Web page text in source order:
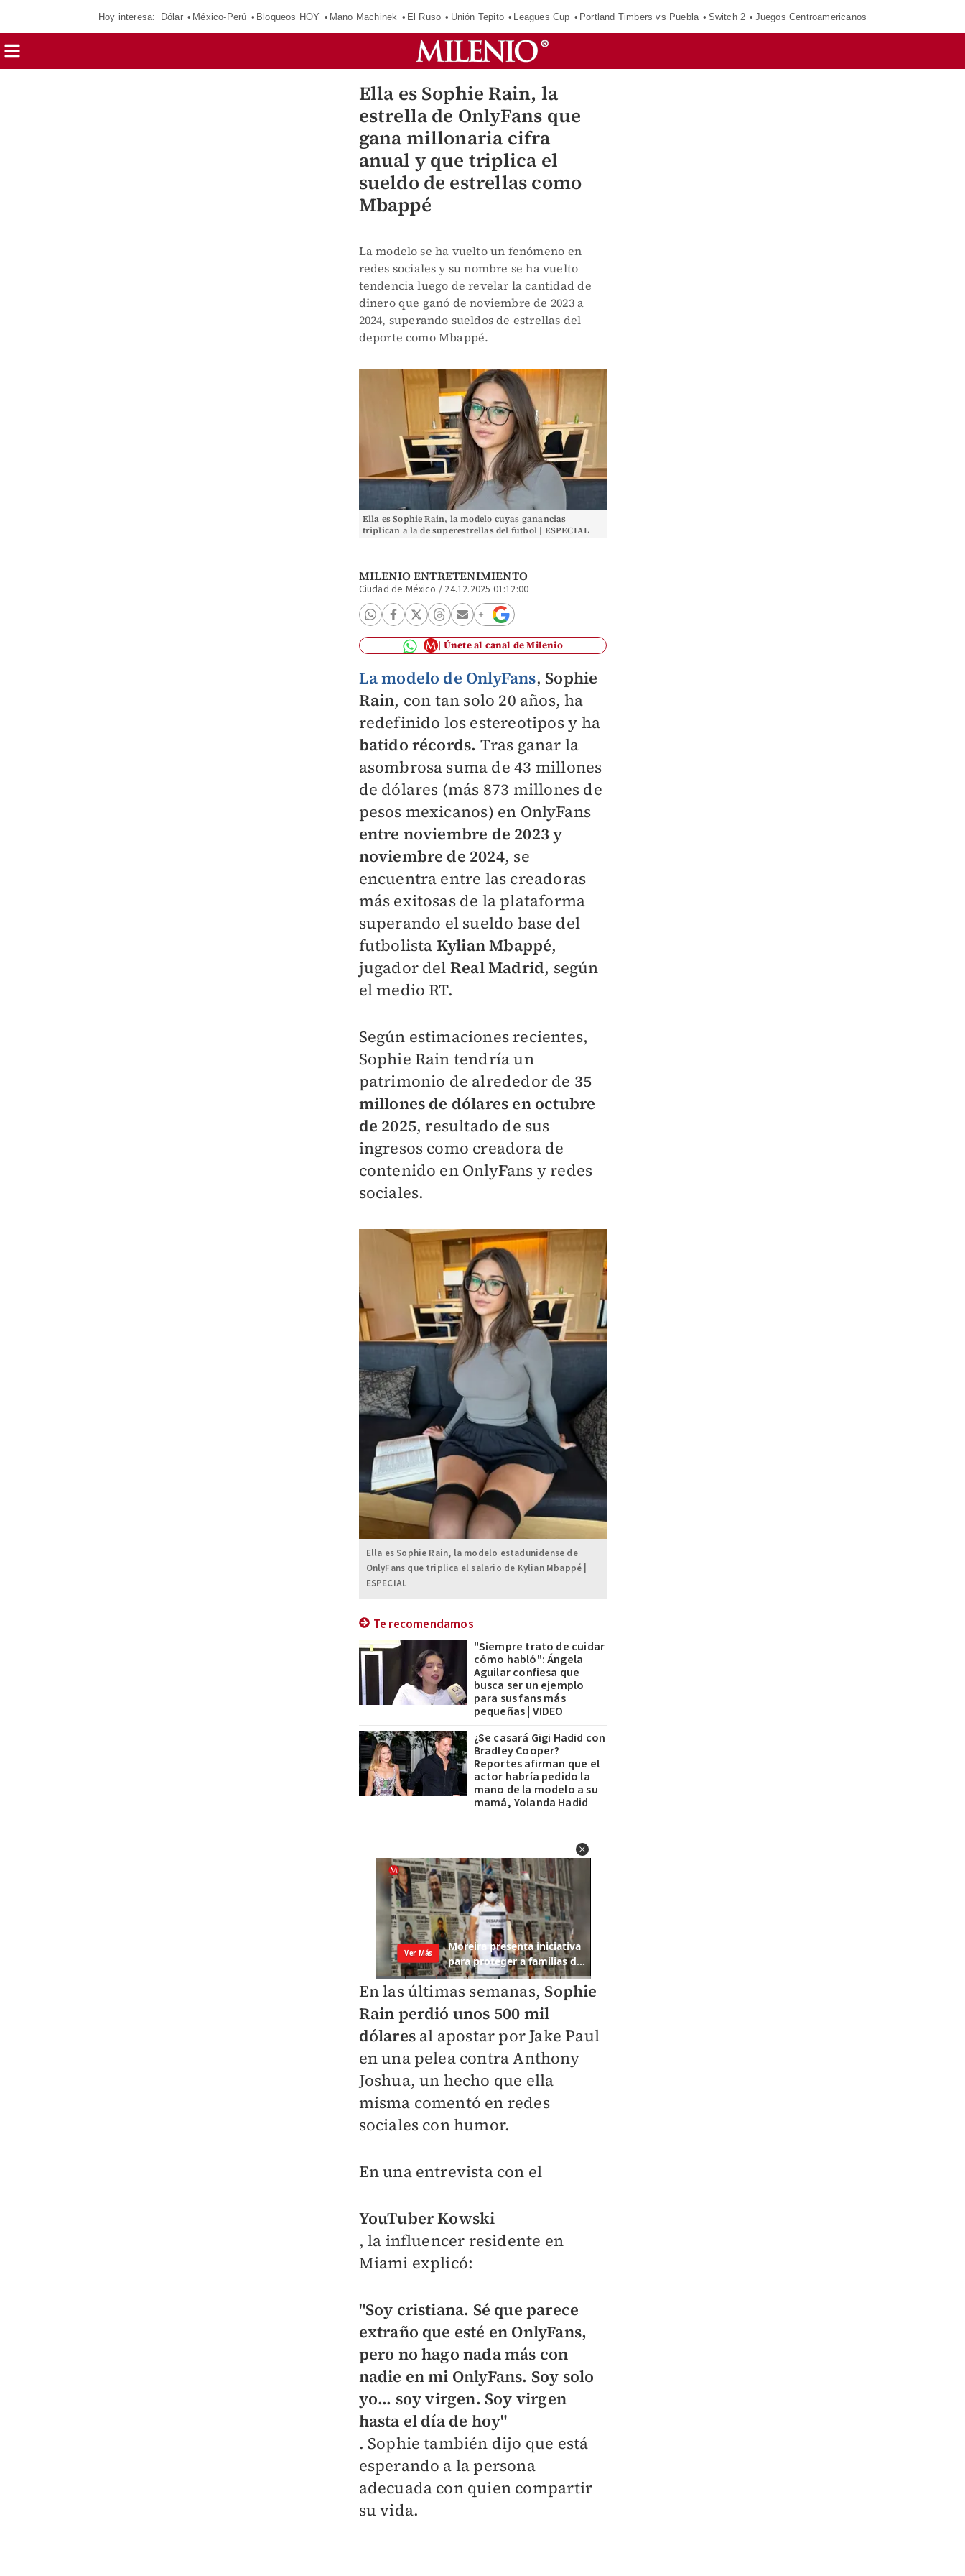
Hoy interesa: Dólar México-Perú Bloqueos HOY Mano Machinek El Ruso Unión Tepito Leagues Cup Portland Timbers vs Puebla Switch 2 Juegos Centroamericanos
Ella es Sophie Rain, la
estrella de OnlyFans que
gana millonaria cifra
anual y que triplica el
sueldo de estrellas como
Mbappé
La modelo se ha vuelto un fenómeno en
redes sociales y su nombre se ha vuelto
tendencia luego de revelar la cantidad de
dinero que ganó de noviembre de 2023 a
2024, superando sueldos de estrellas del
deporte como Mbappé.
Ella es Sophie Rain, la modelo cuyas ganancias
triplican a la de superestrellas del futbol | ESPECIAL
MILENIO ENTRETENIMIENTO
Ciudad de México / 24.12.2025 01:12:00
Únete al canal de Milenio
La modelo de OnlyFans, Sophie
Rain, con tan solo 20 años, ha
redefinido los estereotipos y ha
batido récords. Tras ganar la
asombrosa suma de 43 millones
de dólares (más 873 millones de
pesos mexicanos) en OnlyFans
entre noviembre de 2023 y
noviembre de 2024, se
encuentra entre las creadoras
más exitosas de la plataforma
superando el sueldo base del
futbolista Kylian Mbappé,
jugador del Real Madrid, según
el medio RT.
Según estimaciones recientes,
Sophie Rain tendría un
patrimonio de alrededor de 35
millones de dólares en octubre
de 2025, resultado de sus
ingresos como creadora de
contenido en OnlyFans y redes
sociales.
Ella es Sophie Rain, la modelo estadunidense de
OnlyFans que triplica el salario de Kylian Mbappé |
ESPECIAL
Te recomendamos
"Siempre trato de cuidar
cómo habló": Ángela
Aguilar confiesa que
busca ser un ejemplo
para sus fans más
pequeñas | VIDEO
¿Se casará Gigi Hadid con
Bradley Cooper?
Reportes afirman que el
actor habría pedido la
mano de la modelo a su
mamá, Yolanda Hadid
En las últimas semanas, Sophie
Rain perdió unos 500 mil
dólaresal apostar por Jake Paul
en una pelea contra Anthony
Joshua, un hecho que ella
misma comentó en redes
sociales con humor.
En una entrevista con el
YouTuber Kowski
, la influencer residente en
Miami explicó:
"Soy cristiana. Sé que parece
extraño que esté en OnlyFans,
pero no hago nada más con
nadie en mi OnlyFans. Soy solo
yo... soy virgen. Soy virgen
hasta el día de hoy"
. Sophie también dijo que está
esperando a la persona
adecuada con quien compartir
su vida.